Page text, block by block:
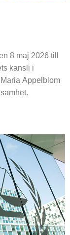
8 maj 2026 till
kansli i
Appelblom